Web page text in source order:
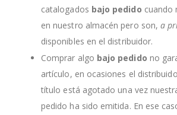
catalogados bajo pedido cuando
en nuestro almacén pero son,a
disponibles en el distribuidor.
Comprar algo bajo pedido no
artículo, en ocasiones el
título está agotado una vez
pedido ha sido emitida. En ese